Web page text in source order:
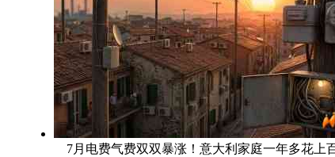
7月电费气费双双暴涨！意大利家庭一年多花上